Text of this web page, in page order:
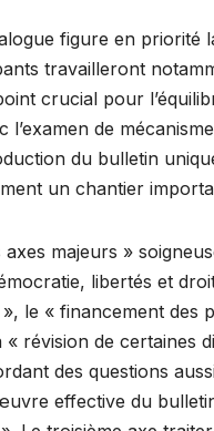
figure en priorité
travailleront
crucial pour
de
du bulletin
un chantier
majeurs »
libertés et
le « financement des
révision de certaines
des questions
effective du